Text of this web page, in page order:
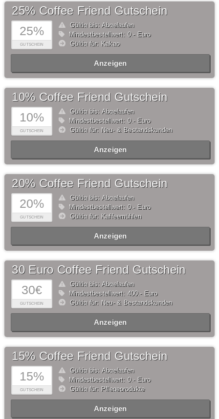
25%
GUTSCHEIN
25% Coffee Friend Gutschein
Gültig bis: Abgelaufen
Mindestbestellwert: 0,- Euro
Gültig für: Kakao
Anzeigen
10%
GUTSCHEIN
10% Coffee Friend Gutschein
Gültig bis: Abgelaufen
Mindestbestellwert: 0,- Euro
Gültig für: Neu- & Bestandskunden
Anzeigen
20%
GUTSCHEIN
20% Coffee Friend Gutschein
Gültig bis: Abgelaufen
Mindestbestellwert: 0,- Euro
Gültig für: Kaffeemühlen
Anzeigen
30€
GUTSCHEIN
30 Euro Coffee Friend Gutschein
Gültig bis: Abgelaufen
Mindestbestellwert: 400,- Euro
Gültig für: Neu- & Bestandskunden
Anzeigen
15%
GUTSCHEIN
15% Coffee Friend Gutschein
Gültig bis: Abgelaufen
Mindestbestellwert: 0,- Euro
Gültig für: Pflegeprodukte
Anzeigen